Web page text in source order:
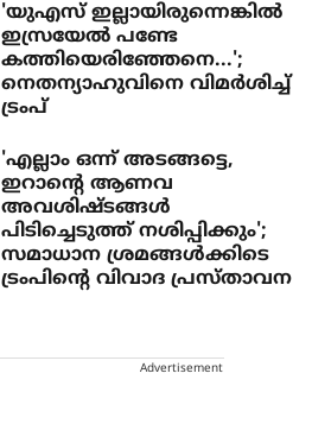
'യുഎസ് ഇല്ലായിരുന്നെങ്കില്‍
ഇസ്രയേല്‍ പണ്ടേ
കത്തിയെരിഞ്ഞേനെ...';
നെതന്യാഹുവിനെ വിമര്‍ശിച്ച്
ട്രംപ്
'എല്ലാം ഒന്ന് അടങ്ങട്ടെ,
ഇറാന്റെ ആണവ
അവശിഷ്ടങ്ങള്‍
പിടിച്ചെടുത്ത് നശിപ്പിക്കും';
സമാധാന ശ്രമങ്ങള്‍ക്കിടെ
ട്രംപിന്റെ വിവാദ പ്രസ്താവന
Advertisement